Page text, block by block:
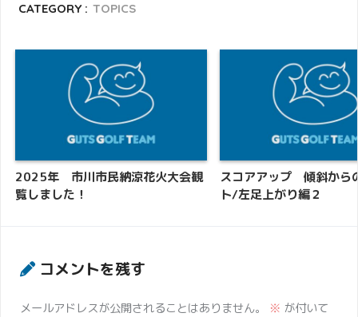
CATEGORY : TOPICS
2025年 市川市民納涼花火大会観
覧しました！
スコアアップ 傾斜から
ト/左足上がり編２
コメントを残す
メールアドレスが公開されることはありません。 ※ が付いて